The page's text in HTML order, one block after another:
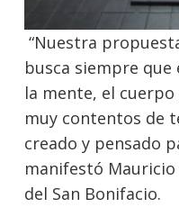
“Nuestra
busca siempre
la mente, el cuerpo
muy contentos de
creado y pensado
manifestó Mauricio
del San Bonifacio.